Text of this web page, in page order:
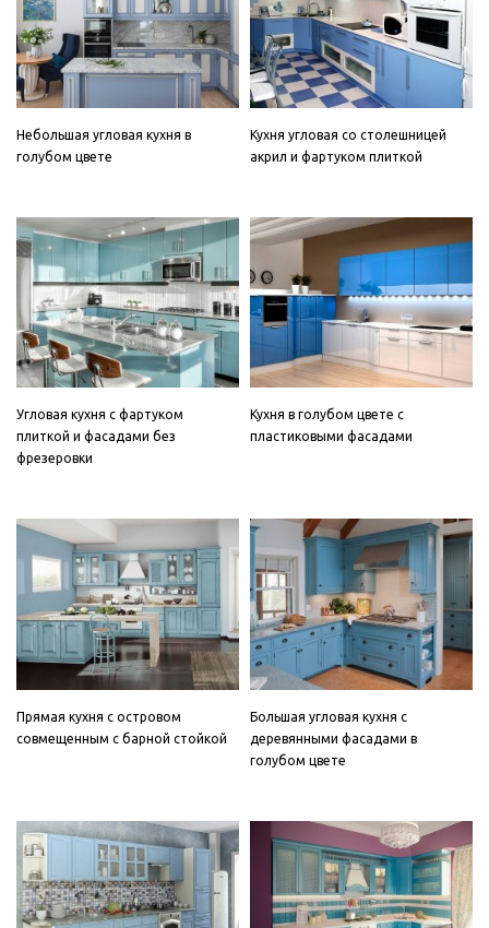
Небольшая угловая кухня в
голубом цвете
Кухня угловая со столешницей
акрил и фартуком плиткой
Угловая кухня с фартуком
плиткой и фасадами без
фрезеровки
Кухня в голубом цвете с
пластиковыми фасадами
Прямая кухня с островом
совмещенным с барной стойкой
Большая угловая кухня с
деревянными фасадами в
голубом цвете